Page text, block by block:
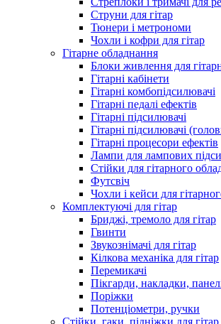
Струни для гітар
Тюнери і метрономи
Чохли і кофри для гітар
Гітарне обладнання
Блоки живлення для
Гітарні кабінети
Гітарні комбопідсилювачі
Гітарні педалі ефектів
Гітарні підсилювачі
Гітарні підсилювачі
Гітарні процесори ефектів
Лампи для лампових
Стійки для гітарного
Футсвіч
Чохли і кейси для
Комплектуючі для гітар
Бриджі, тремоло для гітар
Гвинти
Звукознімачі для гітар
Кілкова механіка для гітар
Перемикачі
Пікгарди, накладки,
Поріжки
Потенціометри, ручки
Стійки, гаки, підніжки для гітар